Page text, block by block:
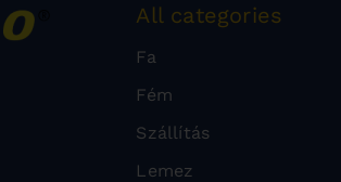
All categories
Fa
Fém
Szállítás
Lemez